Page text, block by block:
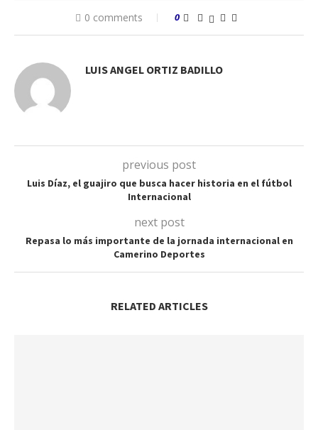
0 comments 0
LUIS ANGEL ORTIZ BADILLO
previous post
Luis Díaz, el guajiro que busca hacer historia en el fútbol
Internacional
next post
Repasa lo más importante de la jornada internacional en
Camerino Deportes
RELATED ARTICLES